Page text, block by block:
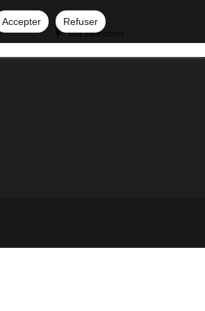
Accepter
Refuser
Ma sélection